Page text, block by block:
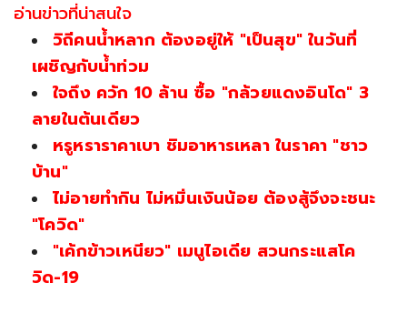
อ่านข่าวที่น่าสนใจ
วิถีคนน้ำหลาก ต้องอยู่ให้ "เป็นสุข" ในวันที่
เผชิญกับน้ำท่วม
ใจถึง ควัก 10 ล้าน ซื้อ "กล้วยแดงอินโด" 3
ลายในต้นเดียว
หรูหราราคาเบา ชิมอาหารเหลา ในราคา "ชาว
บ้าน"
ไม่อายทำกิน ไม่หมิ่นเงินน้อย ต้องสู้จึงจะชนะ
"โควิด"
"เค้กข้าวเหนียว" เมนูไอเดีย สวนกระแสโค
วิด-19